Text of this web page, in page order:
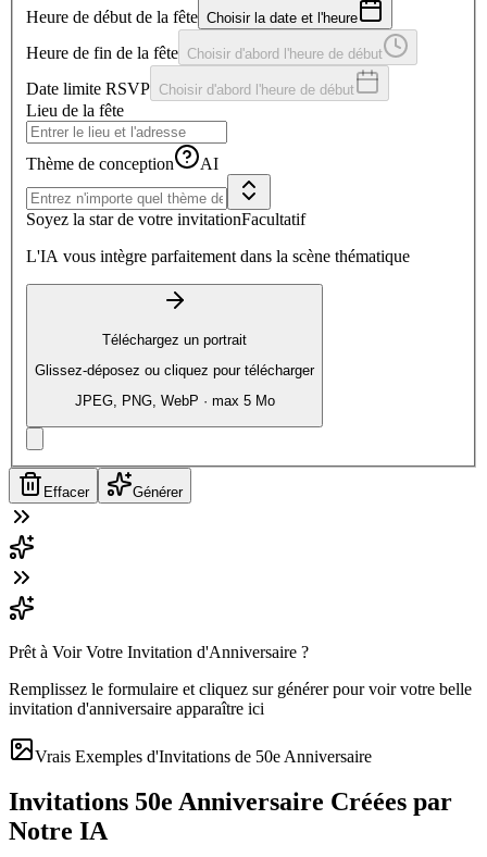
Heure de début de la fête Choisir la date et l'heure
Heure de fin de la fête Choisir d'abord l'heure de début
Date limite RSVP Choisir d'abord l'heure de début
Lieu de la fête
Thème de conception AI
Soyez la star de votre invitationFacultatif
L'IA vous intègre parfaitement dans la scène thématique
Téléchargez un portrait
Glissez-déposez ou cliquez pour télécharger
JPEG, PNG, WebP · max 5 Mo
Effacer Générer
Prêt à Voir Votre Invitation d'Anniversaire ?
Remplissez le formulaire et cliquez sur générer pour voir votre belle
invitation d'anniversaire apparaître ici
Vrais Exemples d'Invitations de 50e Anniversaire
Invitations 50e Anniversaire Créées par
Notre IA